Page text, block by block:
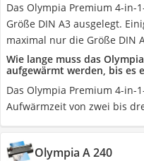
Das Olympia Premium 4-
Größe DIN A3 ausgelegt.
maximal nur die Größe DIN
Wie lange muss das
aufgewärmt werden, bis es
Das Olympia Premium 4-
Aufwärmzeit von zwei bis
Olympia A 240